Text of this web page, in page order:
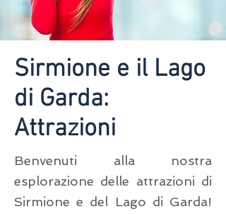
Sirmione e il Lago
di Garda:
Attrazioni
Benvenuti alla nostra
esplorazione delle attrazioni di
Sirmione e del Lago di Garda!